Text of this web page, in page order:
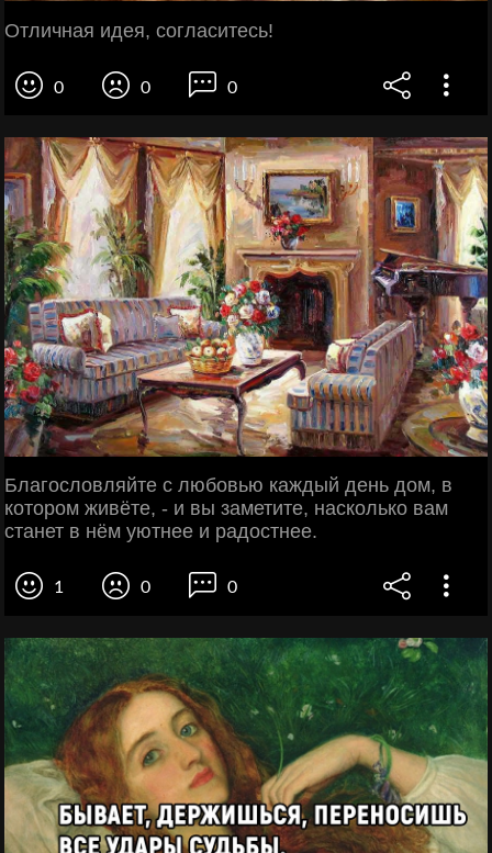
Отличная идея, согласитесь!
0 0 0
Благословляйте с любовью каждый день дом, в
котором живёте, - и вы заметите, насколько вам
станет в нём уютнее и радостнее.
1 0 0